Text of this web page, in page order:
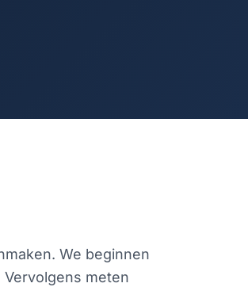
We beginnen
meten